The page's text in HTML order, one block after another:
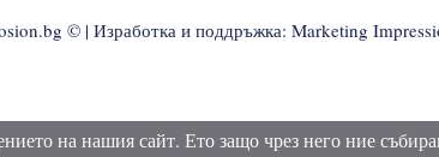
© | Изработка и поддръжка:Marketing
на нашия сайт. Ето защо чрез него ние